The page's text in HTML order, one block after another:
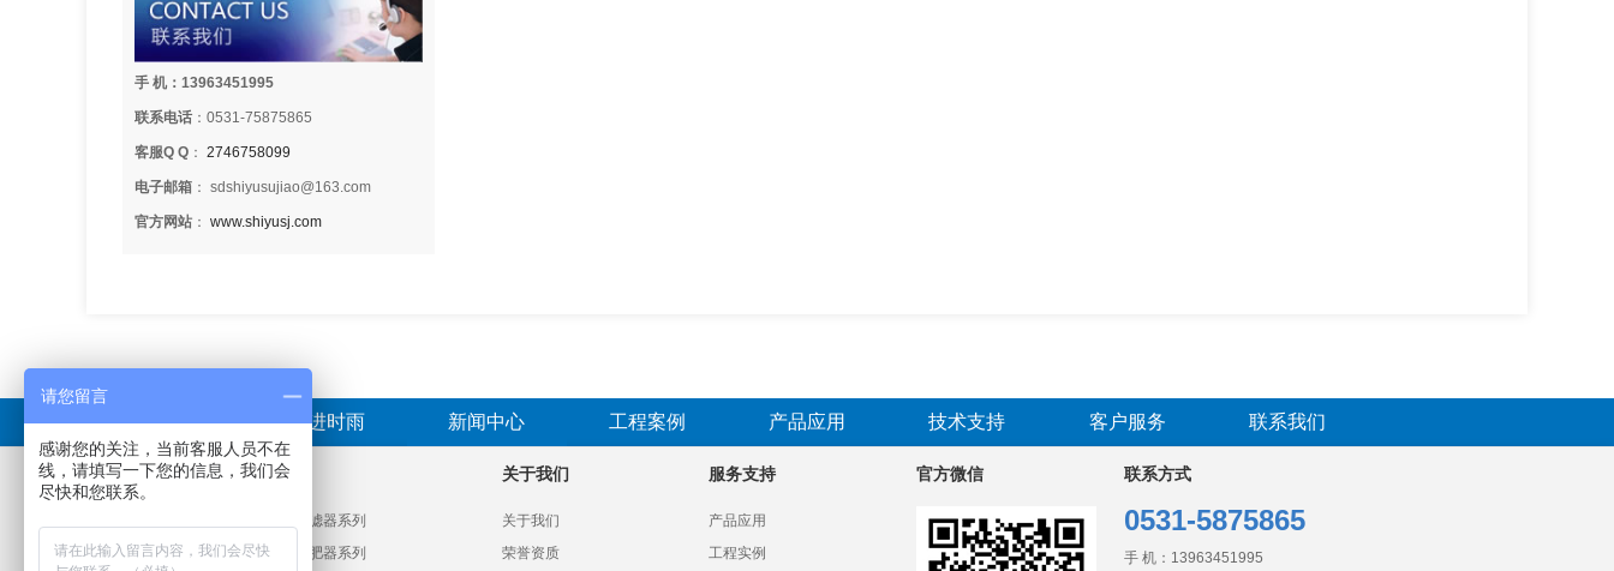
手 机：13963451995
联系电话 ：0531-75875865
客服Q Q ： 2746758099
电子邮箱 ： sdshiyusujiao@163.com
官方网站 ： www.shiyusj.com
首页 走进时雨 新闻中心 工程案例 产品应用 技术支持 客户服务 联系我们
产品分类
HDPE给水管材管件系列
过滤器系列
施肥器系列
关于我们
关于我们
荣誉资质
服务支持
产品应用
工程实例
官方微信 联系方式
0531-5875865
手 机： 13963451995
请您留言
感谢您的关注，当前客服人员不在
线，请填写一下您的信息，我们会
尽快和您联系。